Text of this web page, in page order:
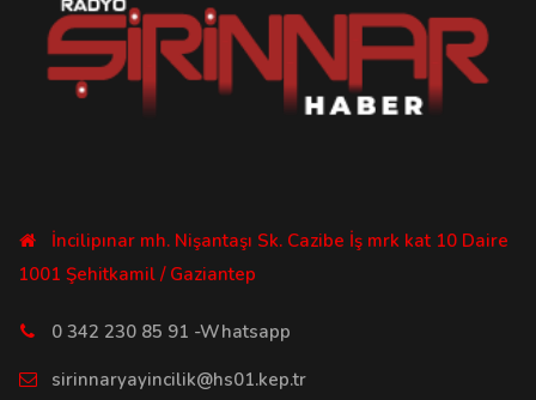
İncilipınar mh. Nişantaşı Sk. Cazibe İş mrk kat 10 Daire
1001 Şehitkamil / Gaziantep
0 342 230 85 91 -Whatsapp
sirinnaryayincilik@hs01.kep.tr